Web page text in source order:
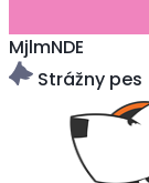
MjlmNDE
Strážny pes